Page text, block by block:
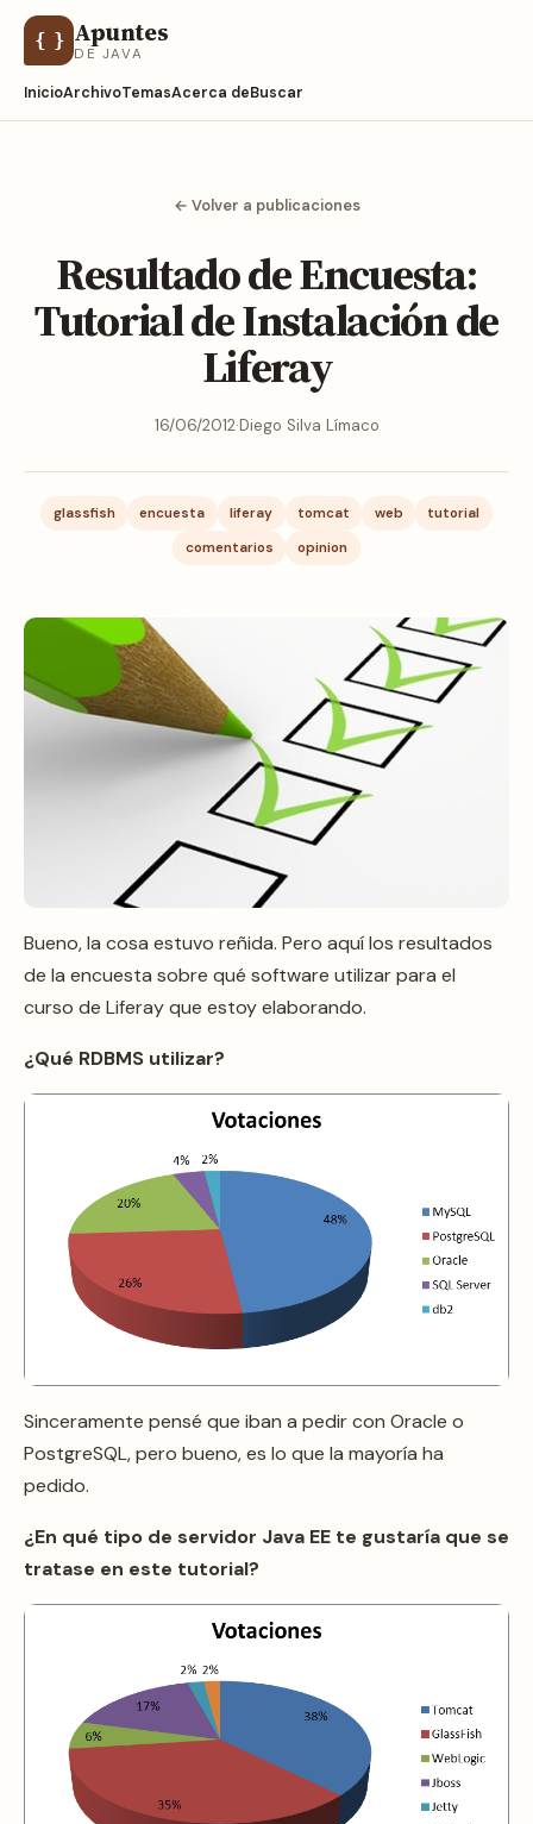
{ } Apuntes
DE JAVA
InicioArchivoTemasAcerca deBuscar
← Volver a publicaciones
Resultado de Encuesta:
Tutorial de Instalación de
Liferay
16/06/2012·Diego Silva Límaco
glassfish encuesta liferay tomcat web
tutorial
comentarios
opinion
Bueno, la cosa estuvo reñida. Pero aquí los resultados
de la encuesta sobre qué software utilizar para el
curso de Liferay que estoy elaborando.
¿Qué RDBMS utilizar?
Sinceramente pensé que iban a pedir con Oracle o
PostgreSQL, pero bueno, es lo que la mayoría ha
pedido.
¿En qué tipo de servidor Java EE te gustaría que se
tratase en este tutorial?